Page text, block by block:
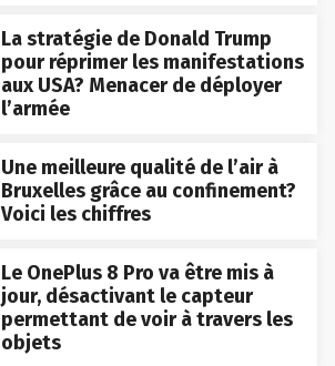
La stratégie de Donald Trump
pour réprimer les manifestations
aux USA? Menacer de déployer
l’armée
Une meilleure qualité de l’air à
Bruxelles grâce au confinement?
Voici les chiffres
Le OnePlus 8 Pro va être mis à
jour, désactivant le capteur
permettant de voir à travers les
objets